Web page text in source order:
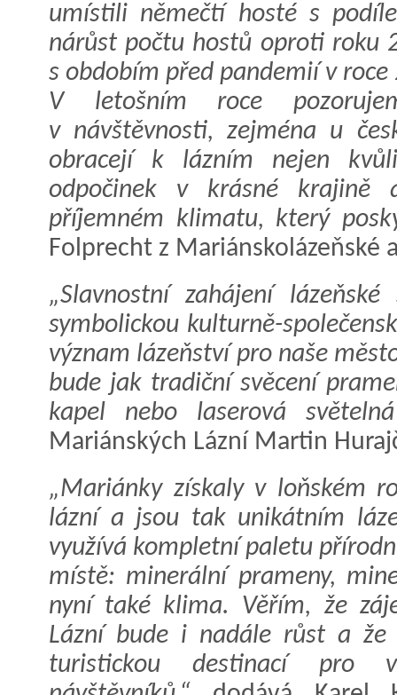
umístili němečtí hosté s
nárůst počtu hostů oproti roku
s obdobím před pandemií v roce
V letošním roce
v návštěvnosti, zejména u
obracejí k lázním nejen
odpočinek v krásné
příjemném klimatu, který
Folprecht z Mariánskolázeňské
„Slavnostní zahájení
symbolickou kulturně-
význam lázeňství pro naše
bude jak tradiční svěcení
kapel nebo laserová
Mariánských Lázní Martin
„Mariánky získaly v loňském
lázní a jsou tak unikátním
využívá kompletní paletu
místě: minerální prameny,
nyní také klima. Věřím, že
Lázní bude i nadále růst a
turistickou destinací pro